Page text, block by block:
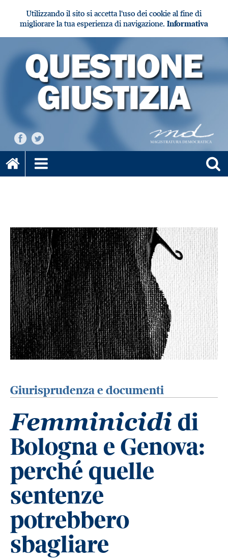
Utilizzando il sito si accetta l'uso dei cookie al fine di
migliorare la tua esperienza di navigazione. Informativa
Giurisprudenza e documenti
Femminicidi di
Bologna e Genova:
perché quelle
sentenze
potrebbero
sbagliare